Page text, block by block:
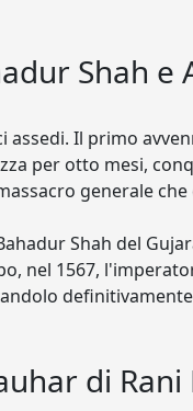
Shah e
Il primo
per otto mesi,
generale che
Shah del
nel 1567,
di Rani